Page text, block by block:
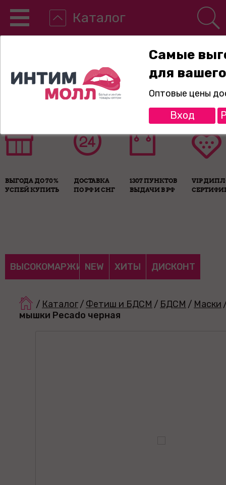
Каталог
8-800-775-89-65
ВЫГОДА ДО 70%
УСПЕЙ КУПИТЬ
ДОСТАВКА
ПО РФ И СНГ
1307 ПУНКТОВ
ВЫДАЧИ В РФ
VIP
ВЫСОКОМАРЖИНАЛЬНЫЕ
NEW ХИТЫ ДИСКОНТ
/ Каталог/ Фетиш и БДСМ / БДСМ / Маски
мышки Pecado черная
Самые
для
Оптовые цены
Вход